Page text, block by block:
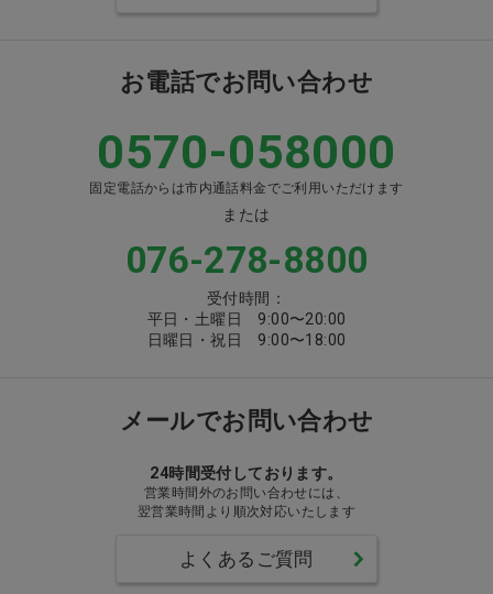
お電話でお問い合わせ
0570-058000
固定電話からは市内通話料金でご利用いただけます
または
076-278-8800
受付時間：
平日・土曜日 9:00〜20:00
日曜日・祝日 9:00〜18:00
メールでお問い合わせ
24時間受付しております。
営業時間外のお問い合わせには、
翌営業時間より順次対応いたします
よくあるご質問